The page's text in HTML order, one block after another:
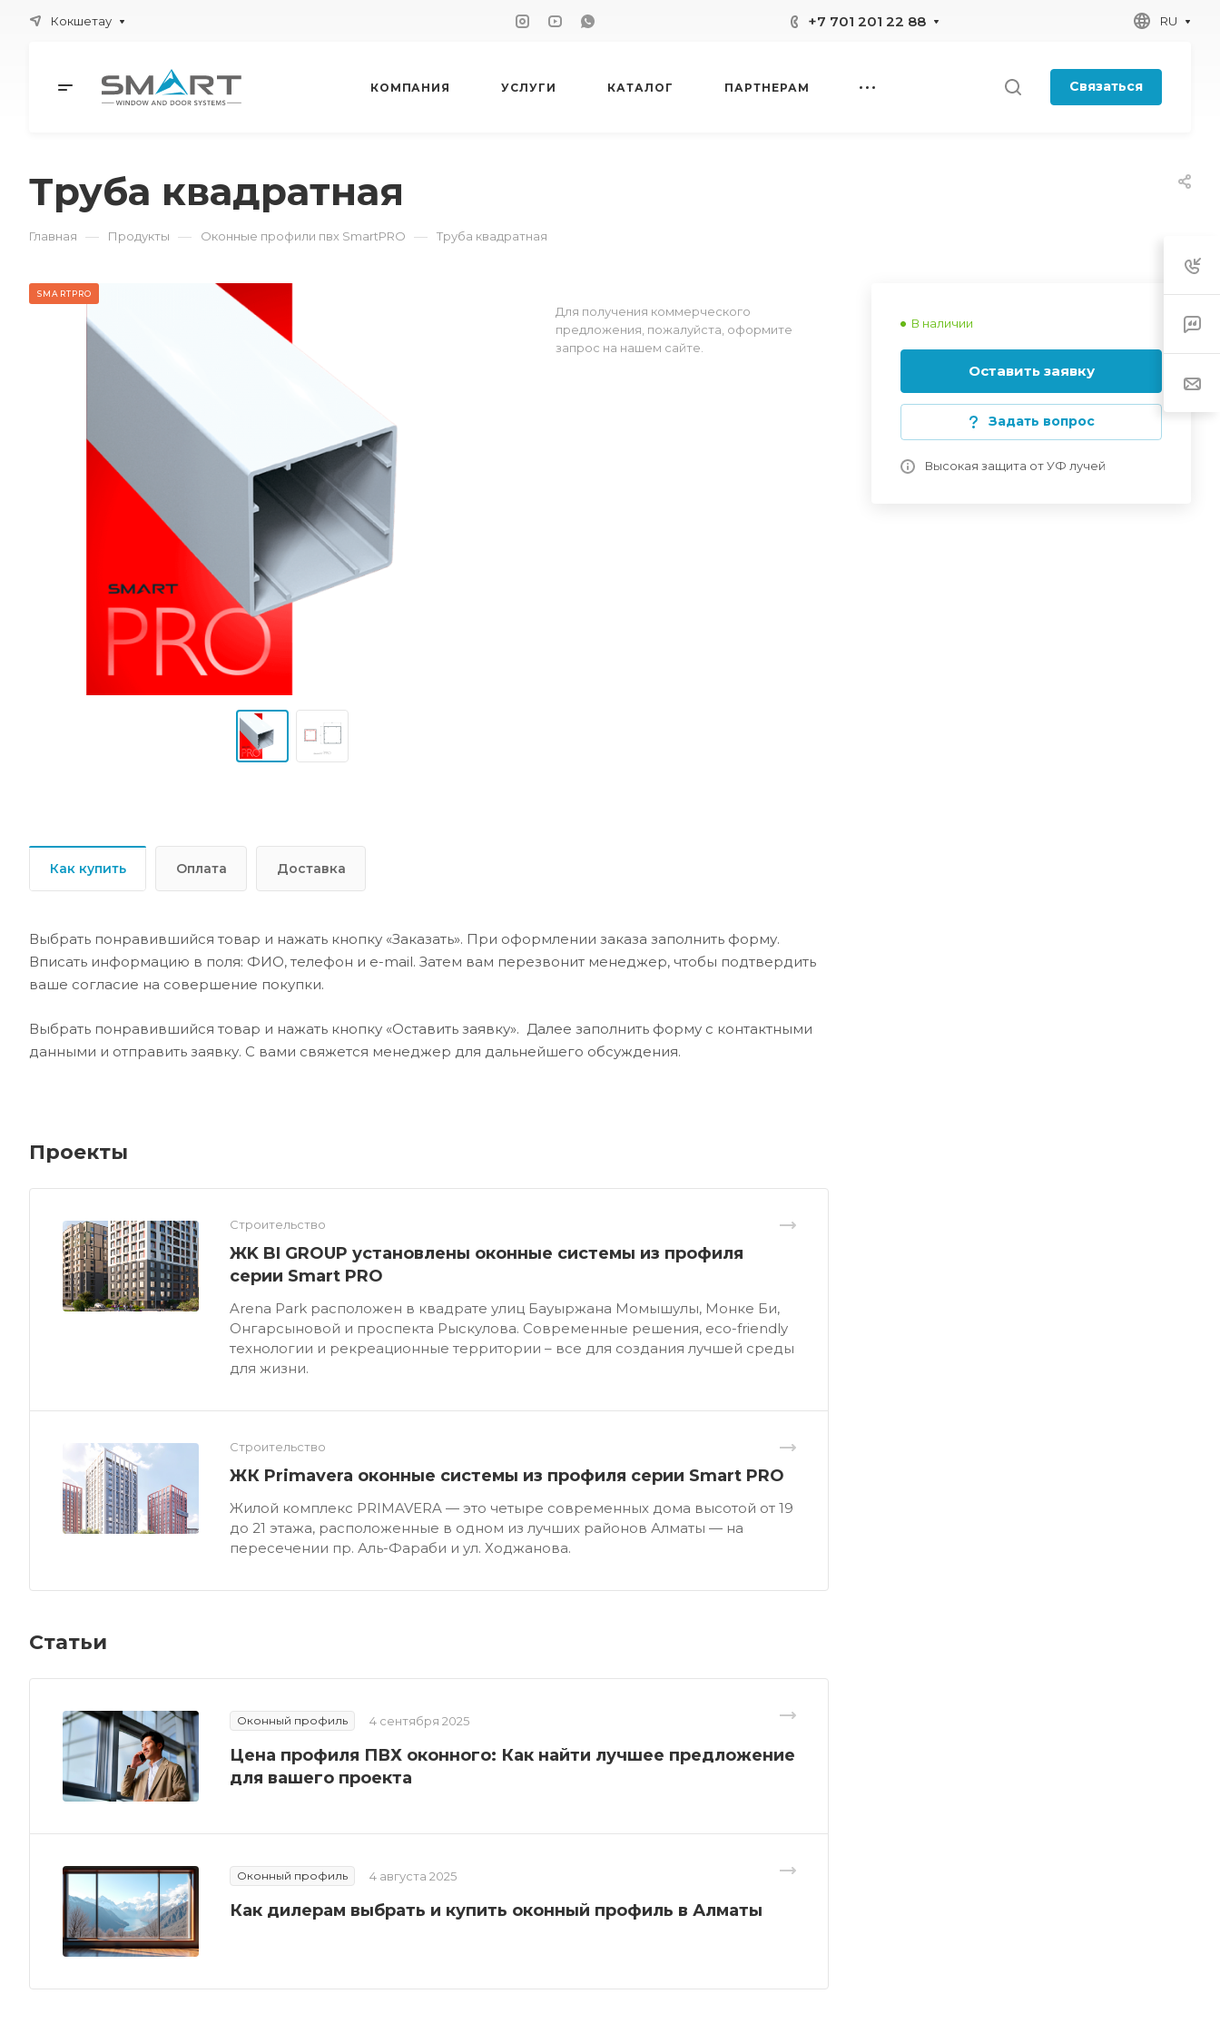
Кокшетау +7 701 201 22 88 RU
КОМПАНИЯ УСЛУГИ КАТАЛОГ ПАРТНЕРАМ Связаться
Труба квадратная
Главная — Продукты — Оконные профили пвх SmartPRO — Труба квадратная
В наличии
Оставить заявку
Задать вопрос
Высокая защита от УФ лучей
SMARTPRO
Для получения коммерческого
предложения, пожалуйста, оформите
запрос на нашем сайте.
Как купить Оплата Доставка
Выбрать понравившийся товар и нажать кнопку «Заказать». При оформлении заказа заполнить форму.
Вписать информацию в поля: ФИО, телефон и e-mail. Затем вам перезвонит менеджер, чтобы подтвердить
ваше согласие на совершение покупки.
Выбрать понравившийся товар и нажать кнопку «Оставить заявку». Далее заполнить форму с контактными
данными и отправить заявку. С вами свяжется менеджер для дальнейшего обсуждения.
Проекты
Строительство
ЖK BI GROUP установлены оконные системы из профиля
серии Smart PRO
Arena Park расположен в квадрате улиц Бауыржана Момышулы, Монке Би,
Онгарсыновой и проспекта Рыскулова. Современные решения, eco-friendly
технологии и рекреационные территории – все для создания лучшей среды
для жизни.
Строительство
ЖК Primavera оконные системы из профиля серии Smart PRO
Жилой комплекс PRIMAVERA — это четыре современных дома высотой от 19
до 21 этажа, расположенные в одном из лучших районов Алматы — на
пересечении пр. Аль-Фараби и ул. Ходжанова.
Статьи
Оконный профиль 4 сентября 2025
Цена профиля ПВХ оконного: Как найти лучшее предложение
для вашего проекта
Оконный профиль 4 августа 2025
Как дилерам выбрать и купить оконный профиль в Алматы